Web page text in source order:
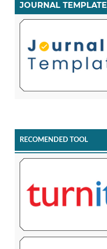
JOURNAL TEMPLATE
RECOMENDED TOOL